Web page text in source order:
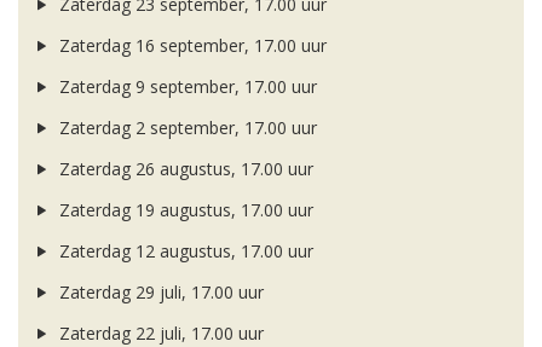
Zaterdag 23 september, 17.00 uur
Zaterdag 16 september, 17.00 uur
Zaterdag 9 september, 17.00 uur
Zaterdag 2 september, 17.00 uur
Zaterdag 26 augustus, 17.00 uur
Zaterdag 19 augustus, 17.00 uur
Zaterdag 12 augustus, 17.00 uur
Zaterdag 29 juli, 17.00 uur
Zaterdag 22 juli, 17.00 uur